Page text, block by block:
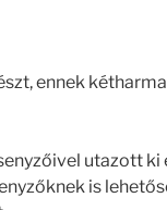
ennek
utazott ki
is